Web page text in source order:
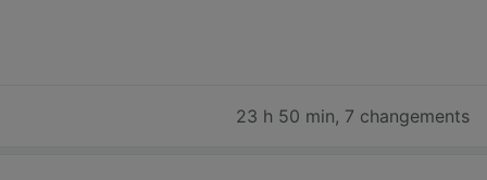
23 h 50 min, 7 changements